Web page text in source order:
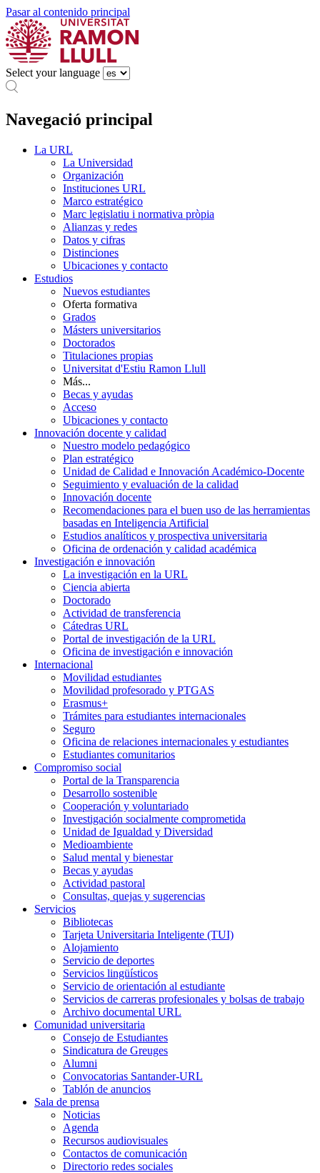
Pasar al contenido principal
Select your language
Navegació principal
La URL
La Universidad
Organización
Instituciones URL
Marco estratégico
Marc legislatiu i normativa pròpia
Alianzas y redes
Datos y cifras
Distinciones
Ubicaciones y contacto
Estudios
Nuevos estudiantes
Oferta formativa
Grados
Másters universitarios
Doctorados
Titulaciones propias
Universitat d'Estiu Ramon Llull
Más...
Becas y ayudas
Acceso
Ubicaciones y contacto
Innovación docente y calidad
Nuestro modelo pedagógico
Plan estratégico
Unidad de Calidad e Innovación Académico-Docente
Seguimiento y evaluación de la calidad
Innovación docente
Recomendaciones para el buen uso de las herramientas
basadas en Inteligencia Artificial
Estudios analíticos y prospectiva universitaria
Oficina de ordenación y calidad académica
Investigación e innovación
La investigación en la URL
Ciencia abierta
Doctorado
Actividad de transferencia
Cátedras URL
Portal de investigación de la URL
Oficina de investigación e innovación
Internacional
Movilidad estudiantes
Movilidad profesorado y PTGAS
Erasmus+
Trámites para estudiantes internacionales
Seguro
Oficina de relaciones internacionales y estudiantes
Estudiantes comunitarios
Compromiso social
Portal de la Transparencia
Desarrollo sostenible
Cooperación y voluntariado
Investigación socialmente comprometida
Unidad de Igualdad y Diversidad
Medioambiente
Salud mental y bienestar
Becas y ayudas
Actividad pastoral
Consultas, quejas y sugerencias
Servicios
Bibliotecas
Tarjeta Universitaria Inteligente (TUI)
Alojamiento
Servicio de deportes
Servicios lingüísticos
Servicio de orientación al estudiante
Servicios de carreras profesionales y bolsas de trabajo
Archivo documental URL
Comunidad universitaria
Consejo de Estudiantes
Sindicatura de Greuges
Alumni
Convocatorias Santander-URL
Tablón de anuncios
Sala de prensa
Noticias
Agenda
Recursos audiovisuales
Contactos de comunicación
Directorio redes sociales